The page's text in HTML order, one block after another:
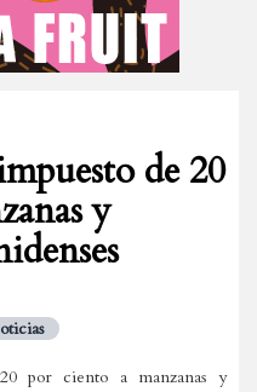
de 20
y